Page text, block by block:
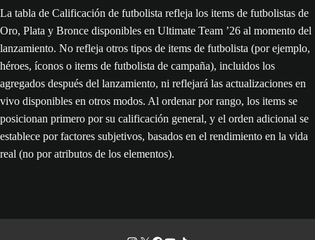
La tabla de Calificación de futbolista refleja los items de futbolistas de
Oro, Plata y Bronce disponibles en Ultimate Team ’26 al momento del
lanzamiento. No refleja otros tipos de items de futbolista (por ejemplo,
héroes, íconos o items de futbolista de campaña), incluidos los
agregados después del lanzamiento, ni reflejará las actualizaciones en
vivo disponibles en otros modos. Al ordenar por rango, los items se
posicionan primero por su calificación general, y el orden adicional se
establece por factores subjetivos, basados en el rendimiento en la vida
real (no por atributos de los elementos).